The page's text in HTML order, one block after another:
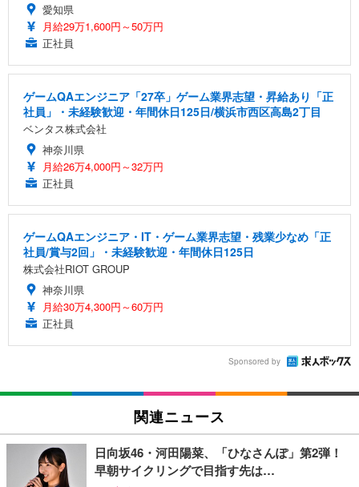
愛知県
月給29万1,600円～50万円
正社員
ゲームQAエンジニア「27卒」ゲーム業界志望・昇給あり「正
社員」・未経験歓迎・年間休日125日/横浜市西区高島2丁目
ベンタス株式会社
神奈川県
月給26万4,000円～32万円
正社員
ゲームQAエンジニア・IT・ゲーム業界志望・残業少なめ「正
社員/賞与2回」・未経験歓迎・年間休日125日
株式会社RIOT GROUP
神奈川県
月給30万4,300円～60万円
正社員
Sponsored by
関連ニュース
日向坂46・河田陽菜、「ひなさんぽ」第2弾！
早朝サイクリングで目指す先は…